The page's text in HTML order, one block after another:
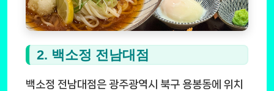
2. 백소정 전남대점
백소정 전남대점은 광주광역시 북구 용봉동에 위치